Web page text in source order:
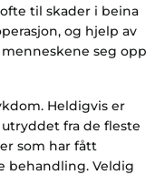
til skader i beina
og hjelp av
seg opp
Heldigvis er
fra de fleste
som har fått
behandling. Veldig